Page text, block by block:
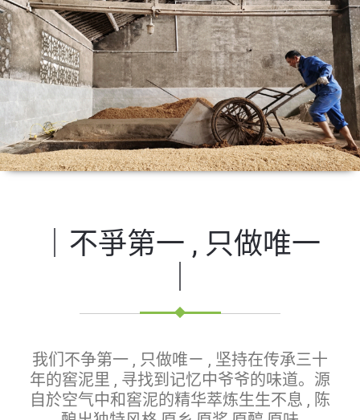
｜不爭第一 , 只做唯一
我们不争第一 , 只做唯ㄧ , 坚持在传承三十
年的窖泥里 , 寻找到记忆中爷爷的味道。源
自於空气中和窖泥的精华萃炼生生不息 , 陈